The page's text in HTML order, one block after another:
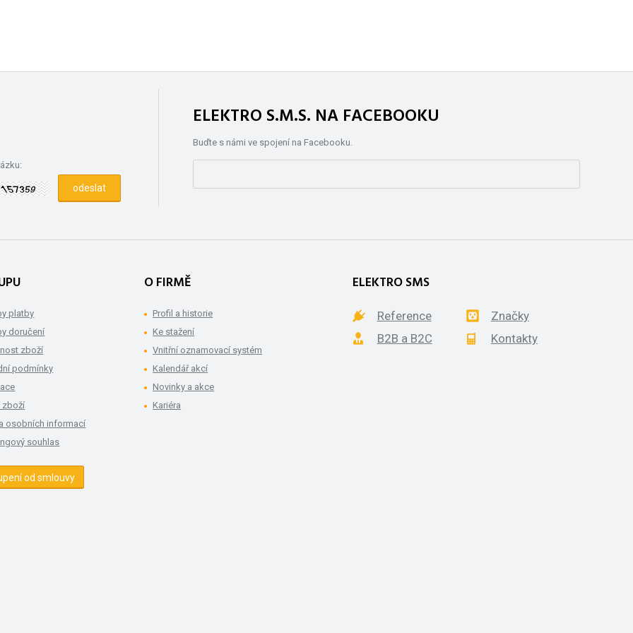
ELEKTRO S.M.S. NA FACEBOOKU
Buďte s námi ve spojení na Facebooku.
platby
doručení
zboží
podmínky
zboží
osobních informací
souhlas
od smlouvy
O FIRMĚ
Profil a historie
Ke stažení
Vnitřní oznamovací systém
Kalendář akcí
Novinky a akce
Kariéra
ELEKTRO SMS
Reference
Značky
B2B a B2C
Kontakty